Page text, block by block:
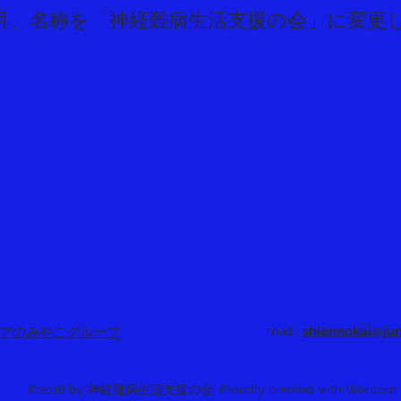
、名称を「神経難病生活支援の会」に変更
の​みやこグループ mail :
©2018 by 神経難病生活支援の会. Proudly created with Wix.com